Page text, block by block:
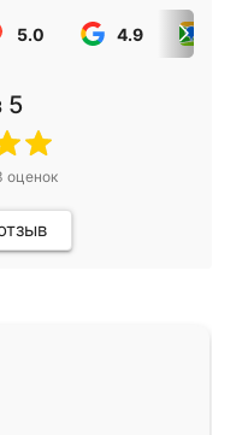
5.0 4.9
5
оценок